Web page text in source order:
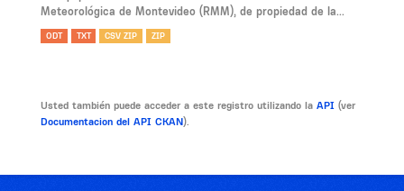
Meteorológica de Montevideo (RMM), de propiedad de la...
ODT TXT CSV ZIP ZIP
Usted también puede acceder a este registro utilizando la API (ver
Documentacion del API CKAN).